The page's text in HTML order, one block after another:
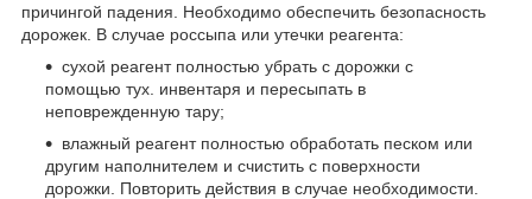
причингой падения. Необходимо обеспечить безопасность
дорожек. В случае россыпа или утечки реагента:
сухой реагент полностью убрать с дорожки с
помощью тух. инвентаря и пересыпать в
неповрежденную тару;
влажный реагент полностью обработать песком или
другим наполнителем и счистить с поверхности
дорожки. Повторить действия в случае необходимости.